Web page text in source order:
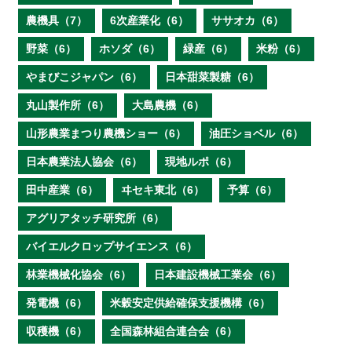
農機具（7） 6次産業化（6） ササオカ（6）
野菜（6） ホソダ（6） 緑産（6） 米粉（6）
やまびこジャパン（6） 日本甜菜製糖（6）
丸山製作所（6） 大島農機（6）
山形農業まつり農機ショー（6） 油圧ショベル（6）
日本農業法人協会（6） 現地ルポ（6）
田中産業（6） ヰセキ東北（6） 予算（6）
アグリアタッチ研究所（6）
バイエルクロップサイエンス（6）
林業機械化協会（6） 日本建設機械工業会（6）
発電機（6） 米穀安定供給確保支援機構（6）
収穫機（6） 全国森林組合連合会（6）